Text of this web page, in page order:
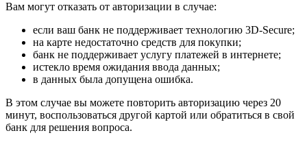
Вам могут отказать от авторизации в случае:
если ваш банк не поддерживает технологию 3D-Secure;
на карте недостаточно средств для покупки;
банк не поддерживает услугу платежей в интернете;
истекло время ожидания ввода данных;
в данных была допущена ошибка.
В этом случае вы можете повторить авторизацию через 20
минут, воспользоваться другой картой или обратиться в свой
банк для решения вопроса.